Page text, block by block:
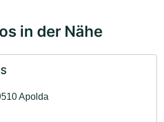
in der Nähe
Apolda